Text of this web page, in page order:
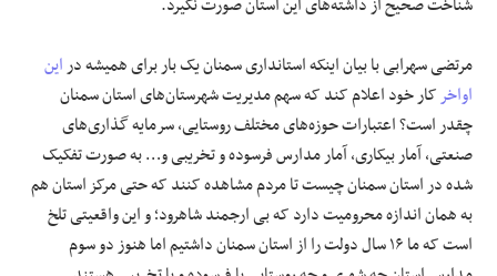
شناخت صحیح از داشته‌های این استان صورت نگیرد.
مرتضی سهرابی با بیان اینکه استانداری سمنان یک بار برای همیشه دراین
اواخرکار خود اعلام کند که سهم مدیریت شهرستان‌های استان سمنان
چقدر است؟ اعتبارات حوزه‌های مختلف روستایی، سرمایه گذاری‌های
صنعتی، آمار بیکاری، آمار مدارس فرسوده و تخریبی و… به صورت تفکیک
شده در استان سمنان چیست تا مردم مشاهده کنند که حتی مرکز استان هم
به همان اندازه محرومیت دارد که بی ارجمند شاهرود؛ و این واقعیتی تلخ
است که ما ۱۶ سال دولت را از استان سمنان داشتیم اما هنوز دو سوم